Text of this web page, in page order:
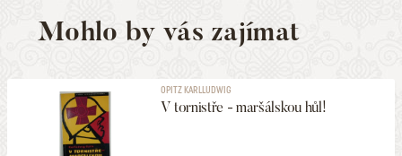
Mohlo by vás zajímat
OPITZ KARLLUDWIG
V tornistře - maršálskou hůl!